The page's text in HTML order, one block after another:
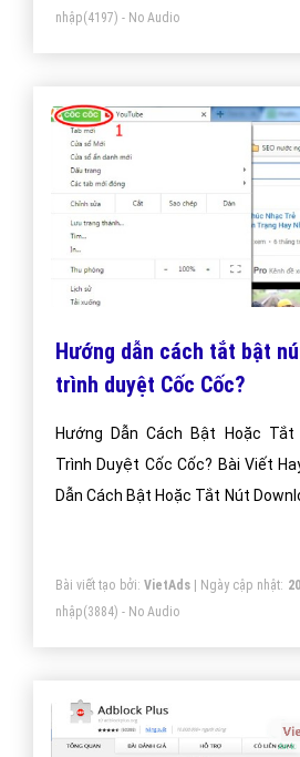
nhập(4197) - No Audio
Hướng dẫn cách tắt bật
trình duyệt Cốc Cốc?
Hướng Dẫn Cách Bật Hoặc Tắt
Trình Duyệt Cốc Cốc? Bài Viết
Dẫn Cách Bật Hoặc Tắt Nút
Bài viết tạo bởi: VietAds| Ngày cập nhật:
nhập(3884) - No Audio